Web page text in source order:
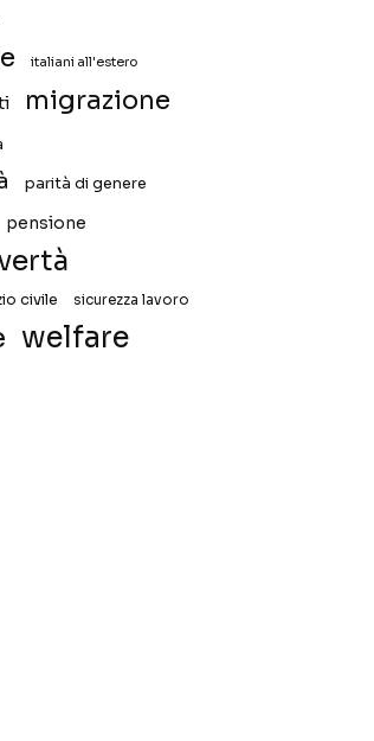
italiani all'estero
migrazione
parità di genere
pensione
civile sicurezza lavoro
welfare